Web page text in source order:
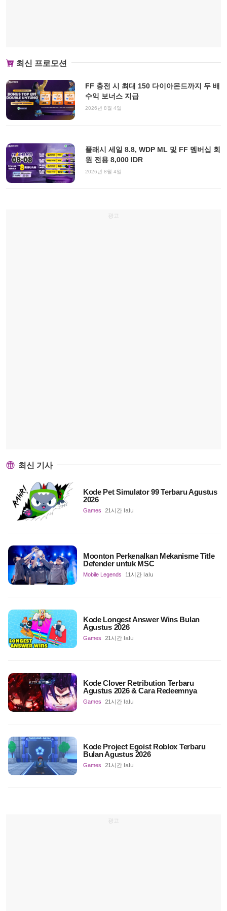
최신 프로모션
FF 충전 시 최대 150 다이아몬드까지 두 배
수익 보너스 지급
2026년 8월 4일
플래시 세일 8.8, WDP ML 및 FF 멤버십 회
원 전용 8,000 IDR
2026년 8월 4일
광고
최신 기사
Kode Pet Simulator 99 Terbaru Agustus
2026
Games 21시간 lalu
Moonton Perkenalkan Mekanisme Title
Defender untuk MSC
Mobile Legends 11시간 lalu
Kode Longest Answer Wins Bulan
Agustus 2026
Games 21시간 lalu
Kode Clover Retribution Terbaru
Agustus 2026 & Cara Redeemnya
Games 21시간 lalu
Kode Project Egoist Roblox Terbaru
Bulan Agustus 2026
Games 21시간 lalu
광고